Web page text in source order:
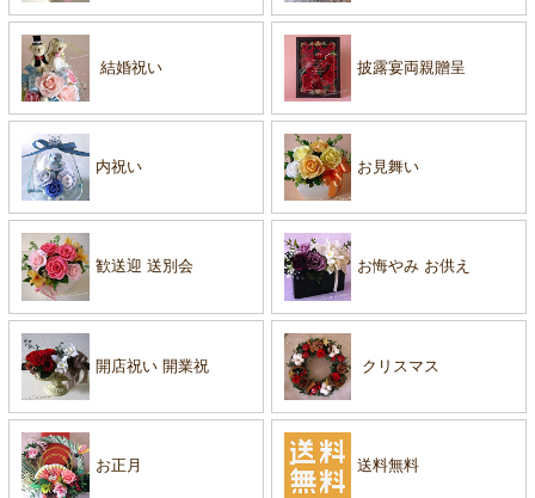
結婚祝い 披露宴両親贈呈
内祝い お見舞い
歓送迎 送別会 お悔やみ お供え
開店祝い 開業祝 クリスマス
お正月 送料無料